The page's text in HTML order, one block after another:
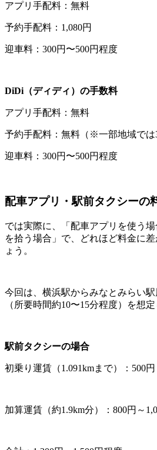
アプリ手配料：無料
予約手配料：1,080円
迎車料：300円〜500円程度
DiDi（ディディ）の手数料
アプリ手配料：無料
予約手配料：無料（※一部地域では
迎車料：300円〜500円程度
配車アプリ・駅前タクシーの
では実際に、「配車アプリを使う
を拾う場合」で、どれほど料金に
ょう。
今回は、横浜駅からみなとみらい
（所要時間約10〜15分程度）を想定
駅前タクシーの場合
初乗り運賃（1.091kmまで）：500円
加算運賃（約1.9km分）：800円～